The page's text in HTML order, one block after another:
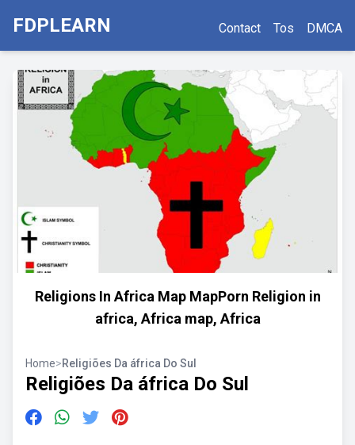
FDPLEARN Contact Tos DMCA
Religions In Africa Map MapPorn Religion in
africa, Africa map, Africa
Home>Religiões Da áfrica Do Sul
Religiões Da áfrica Do Sul